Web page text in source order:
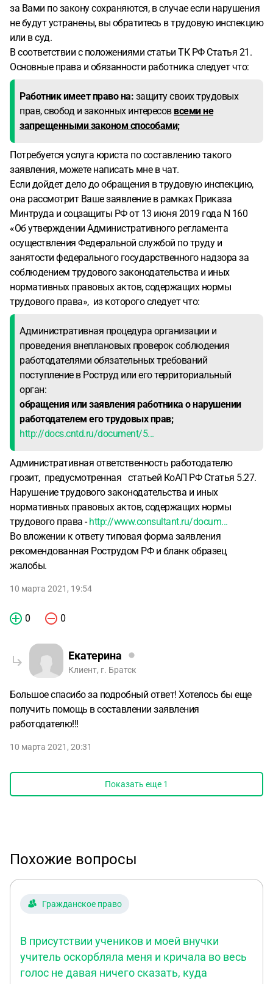
за Вами по закону сохраняются, в случае если нарушения
не будут устранены, вы обратитесь в трудовую инспекцию
или в суд.
В соответствии с положениями статьи ТК РФ Статья 21.
Основные права и обязанности работника следует что:
Работник имеет право на: защиту своих трудовых
прав, свобод и законных интересов всеми не
запрещенными законом способами;
Потребуется услуга юриста по составлению такого
заявления, можете написать мне в чат.
Если дойдет дело до обращения в трудовую инспекцию,
она рассмотрит Ваше заявление в рамках Приказа
Минтруда и соцзащиты РФ от 13 июня 2019 года N 160
«Об утверждении Административного регламента
осуществления Федеральной службой по труду и
занятости федерального государственного надзора за
соблюдением трудового законодательства и иных
нормативных правовых актов, содержащих нормы
трудового права», из которого следует что:
Административная процедура организации и
проведения внеплановых проверок соблюдения
работодателями обязательных требований
поступление в Роструд или его территориальный
орган:
обращения или заявления работника о нарушении
работодателем его трудовых прав;
http://docs.cntd.ru/document/5...
Административная ответственность работодателю
грозит, предусмотренная статьей КоАП РФ Статья 5.27.
Нарушение трудового законодательства и иных
нормативных правовых актов, содержащих нормы
трудового права -http://www.consultant.ru/docum...
Во вложении к ответу типовая форма заявления
рекомендованная Рострудом РФ и бланк образец
жалобы.
10 марта 2021, 19:54
0 0
Екатерина
Клиент, г. Братск
Большое спасибо за подробный ответ! Хотелось бы еще
получить помощь в составлении заявления
работодателю!!!
10 марта 2021, 20:31
Показать еще 1
Похожие вопросы
Гражданское право
В присутствии учеников и моей внучки
учитель оскорбляла меня и кричала во весь
голос не давая ничего сказать, куда